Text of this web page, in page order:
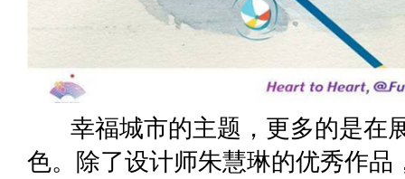
幸福城市的主题，更多的是在
色。除了设计师朱慧琳的优秀作